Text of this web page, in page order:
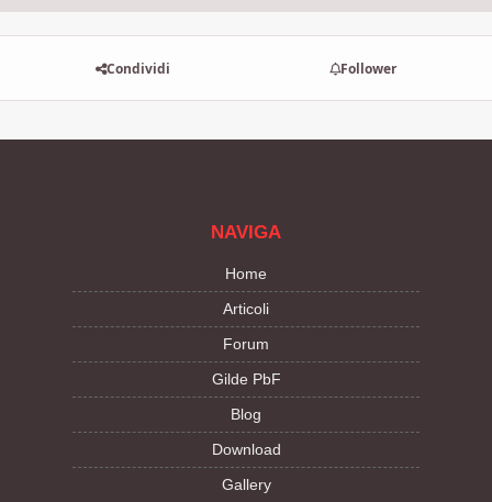
Condividi Follower
NAVIGA
Home
Articoli
Forum
Gilde PbF
Blog
Download
Gallery